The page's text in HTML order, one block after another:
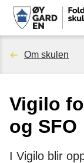
Du
her:
Om skulen
Vigilo
og SFO
I Vigilo blir